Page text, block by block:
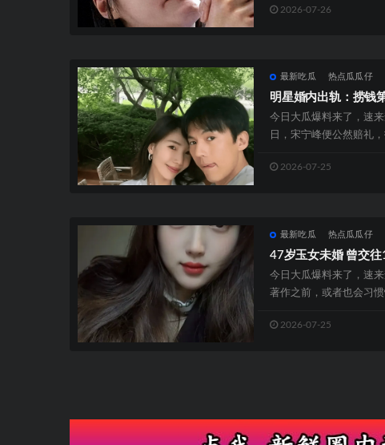
2026-07-26
最新吃瓜 热点瓜瓜仔
明星婚内出轨：捞钱
今日大瓜爆料来了，
日，宋宁峰便公然赔礼
2026-07-25
最新吃瓜 热点瓜瓜仔
47岁玉女未婚 曾交往
今日大瓜爆料来了，
著作之前，或者也会习
2026-07-25
导